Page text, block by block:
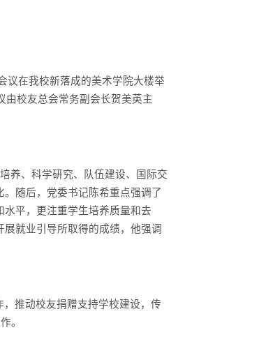
议在我校新落成的美术学院大楼举
由校友总会常务副会长贺美英主
养、科学研究、队伍建设、国际交
随后，党委书记陈希重点强调了
平，更注重学生培养质量和去
展就业引导所取得的成绩，他强调
推动校友捐赠支持学校建设，传
。